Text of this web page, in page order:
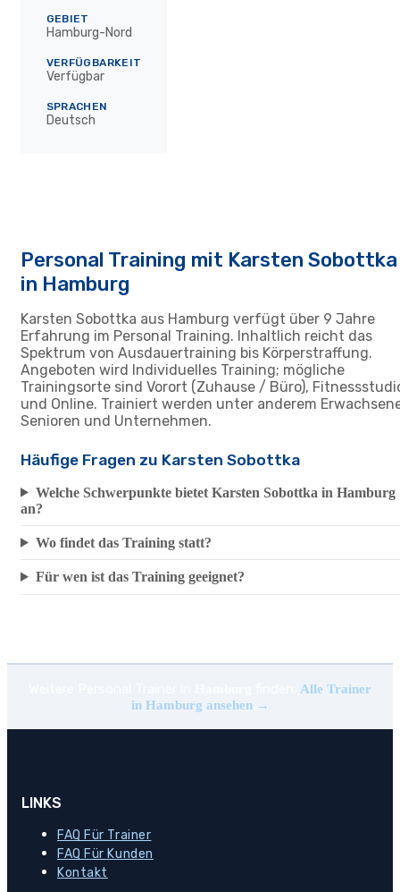
GEBIET
Hamburg-Nord
VERFÜGBARKEIT
Verfügbar
SPRACHEN
Deutsch
Personal Training mit Karsten Sobottka
in Hamburg
Karsten Sobottka aus Hamburg verfügt über 9 Jahre
Erfahrung im Personal Training. Inhaltlich reicht das
Spektrum von Ausdauertraining bis Körperstraffung.
Angeboten wird Individuelles Training; mögliche
Trainingsorte sind Vorort (Zuhause / Büro),
und Online. Trainiert werden unter anderem
Senioren und Unternehmen.
Häufige Fragen zu Karsten Sobottka
Welche Schwerpunkte bietet Karsten Sobottka in Hamburg
an?
Wo findet das Training statt?
Für wen ist das Training geeignet?
Alle Trainer
in Hamburg ansehen →
LINKS
FAQ Für Trainer
FAQ Für Kunden
Kontakt